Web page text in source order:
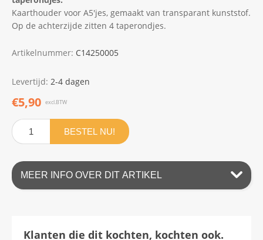
Kaarthouder voor A5'jes, gemaakt van transparant kunststof.
Op de achterzijde zitten 4 taperondjes.
Artikelnummer: C14250005
Levertijd: 2-4 dagen
€5,90 excl.BTW
BESTEL NU!
MEER INFO OVER DIT ARTIKEL
Klanten die dit kochten, kochten ook.